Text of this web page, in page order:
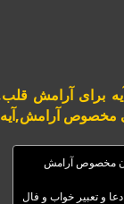
برای آرامش
آرامش,آیه
مخصوص آرامش
و تعبیر خواب و فال